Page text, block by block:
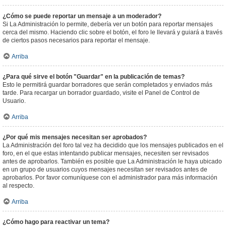
¿Cómo se puede reportar un mensaje a un moderador?
Si La Administración lo permite, debería ver un botón para reportar mensajes
cerca del mismo. Haciendo clic sobre el botón, el foro le llevará y guiará a través
de ciertos pasos necesarios para reportar el mensaje.
Arriba
¿Para qué sirve el botón "Guardar" en la publicación de temas?
Esto le permitirá guardar borradores que serán completados y enviados más
tarde. Para recargar un borrador guardado, visite el Panel de Control de
Usuario.
Arriba
¿Por qué mis mensajes necesitan ser aprobados?
La Administración del foro tal vez ha decidido que los mensajes publicados en el
foro, en el que estas intentando publicar mensajes, necesiten ser revisados
antes de aprobarlos. También es posible que La Administración le haya ubicado
en un grupo de usuarios cuyos mensajes necesitan ser revisados antes de
aprobarlos. Por favor comuníquese con el administrador para más información
al respecto.
Arriba
¿Cómo hago para reactivar un tema?